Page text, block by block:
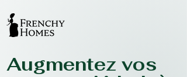
Augmentez vos